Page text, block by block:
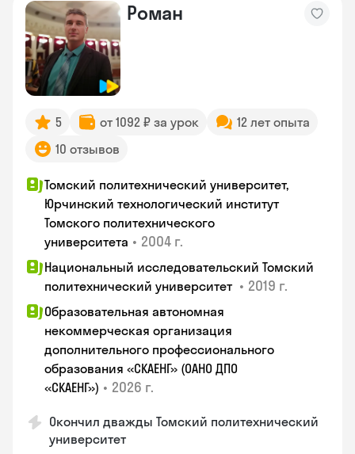
Роман
5 от 1092 ₽ за урок
12 лет опыта
10 отзывов
Томский политехнический университет,
Юрчинский технологический институт
Томского политехнического
университета • 2004 г.
Национальный исследовательский Томский
политехнический университет • 2019 г.
Образовательная автономная
некоммерческая организация
дополнительного профессионального
образования «СКАЕНГ» (ОАНО ДПО
«СКАЕНГ») • 2026 г.
Окончил дважды Томский политехнический
университет